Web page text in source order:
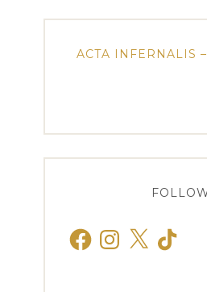
ACTA INFERNALIS
FacebookInstagram
X TikTok